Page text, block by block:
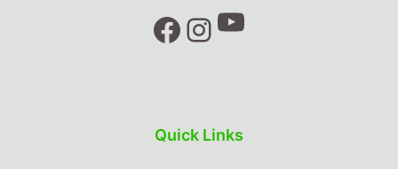
Facebook
Instagram
YouTube
Quick Links